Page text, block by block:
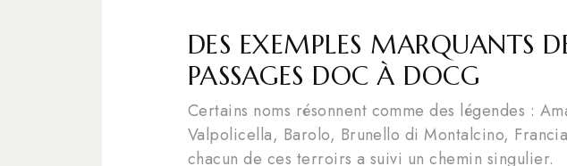
DES EXEMPLES MARQUANTS
PASSAGES DOC À DOCG
Certains noms résonnent comme des légendes :
Valpolicella, Barolo, Brunello di Montalcino,
chacun de ces terroirs a suivi un chemin singulier.